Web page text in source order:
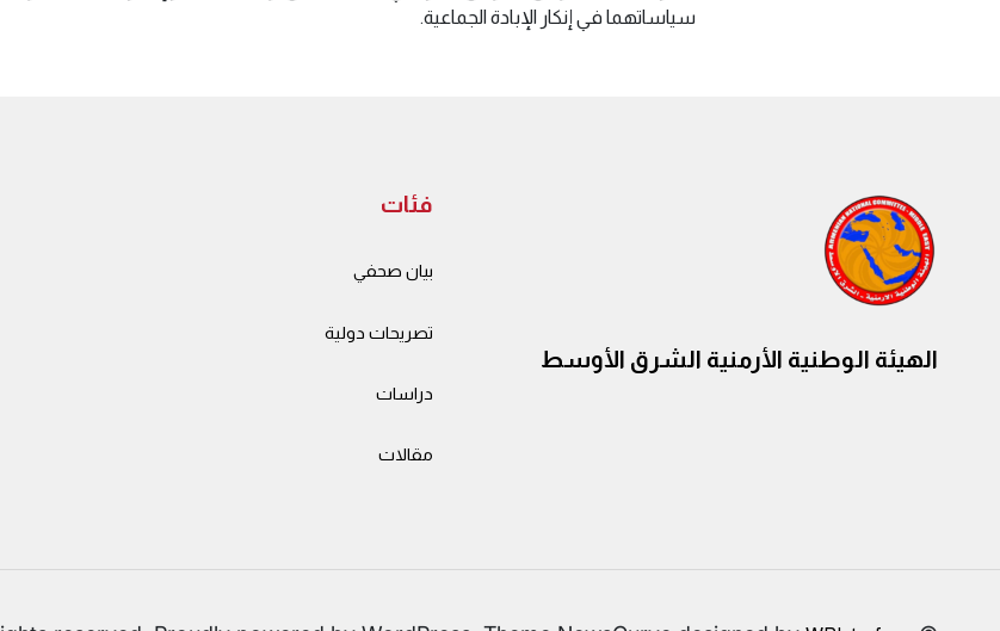
سياساتهما في إنكار الإبادة الجماعية.
الهيئة الوطنية الأرمنية الشرق الأوسط
فئات
بيان صحفي
تصريحات دولية
دراسات
مقالات